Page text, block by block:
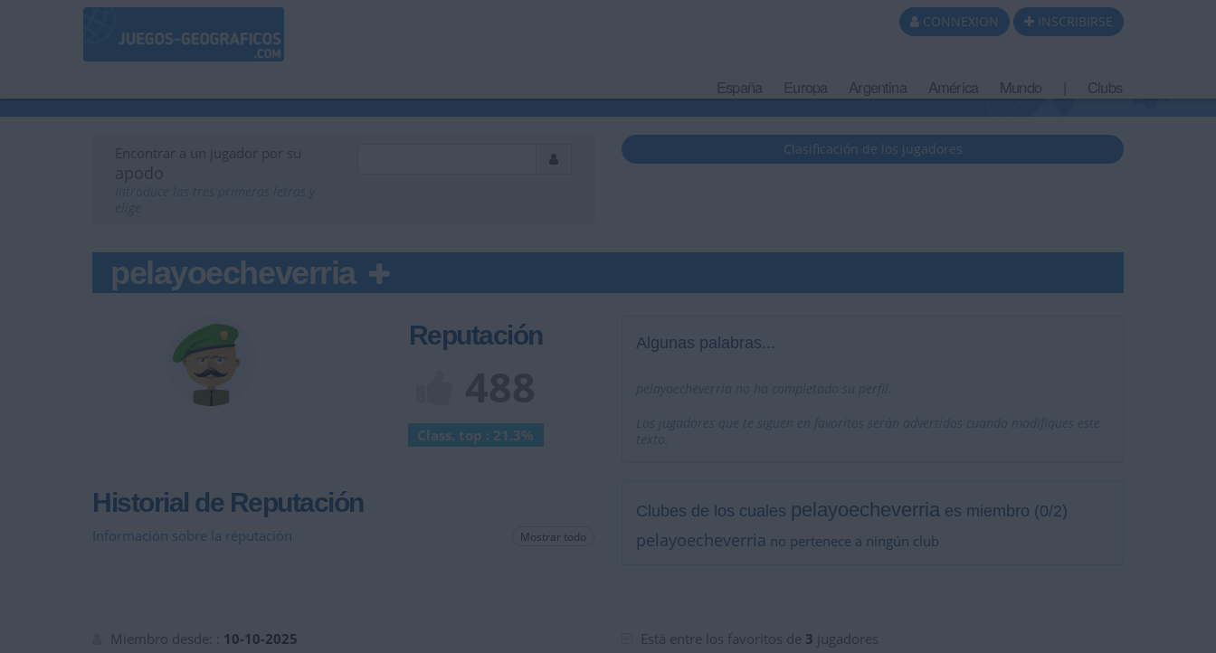
CONNEXION INSCRIBIRSE
España Europa Argentina América Mundo Clubs
Encontrar a un jugador por su
apodo
Clasificación de los jugadores
pelayoecheverria
Reputación
Class. top : 21.3%
Historial de Reputación
Información sobre la réputación Mostrar todo
Algunas palabras...
pelayoecheverria no ha completado su perfil.
Los jugadores que te siguen en favoritos serán advertidos cuando modifiques este
texto.
Clubes de los cuales pelayoecheverria es miembro (0/2)
pelayoecheverria no pertenece a ningún club
Miembro desde: : 10-10-2025 Está entre los favoritos de 3 jugadores